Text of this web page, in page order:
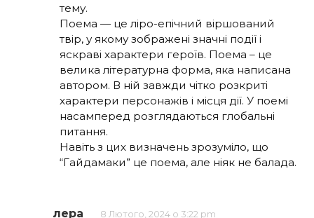
тему.
Поема — це ліро-епічний віршований
твір, у якому зображені значні події і
яскраві характери героїв. Поема – це
велика літературна форма, яка написана
автором. В ній завжди чітко розкриті
характери персонажів і місця дії. У поемі
насамперед розглядаються глобальні
питання.
Навіть з цих визначень зрозуміло, що
“Гайдамаки” це поема, але ніяк не балада.
лера 8 Лютого, 2024 о 3:22 pm